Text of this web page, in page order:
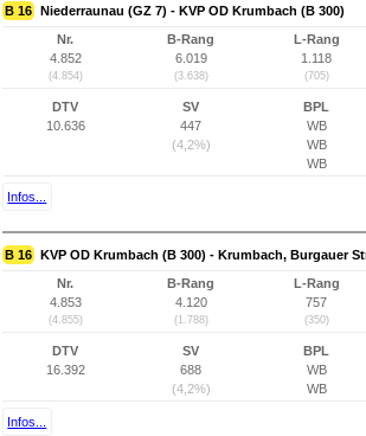
B 16 Niederraunau (GZ 7) - KVP OD Krumbach (B 300)
Nr.
4.852
(4.854)
B-Rang
6.019
(3.638)
L-Rang
1.118
(705)
DTV
10.636
SV
447
(4,2%)
BPL
WB
WB
WB
Infos...
B 16 KVP OD Krumbach (B 300) - Krumbach, Burgauer
Nr.
4.853
(4.855)
B-Rang
4.120
(1.788)
L-Rang
757
(350)
DTV
16.392
SV
688
(4,2%)
BPL
WB
WB
Infos...